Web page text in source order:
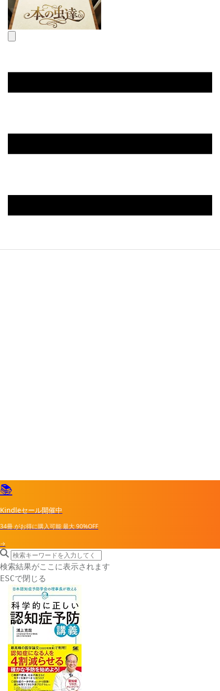
📚
Kindleセール開催中
34冊がお得に購入可能最大90%OFF
→
search icon
サイト内検索
検索結果がここに表示されます
ESCで閉じる